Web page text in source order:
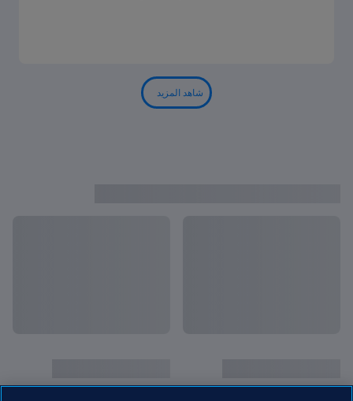
شاهد المزيد